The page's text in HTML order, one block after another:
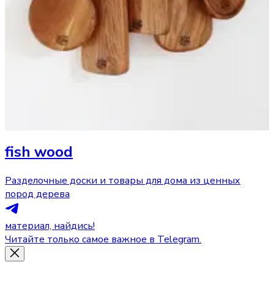
fish wood
Разделочные доски и товары для дома из ценных
пород дерева
материал, найдись!
Читайте только самое важное в Telegram.